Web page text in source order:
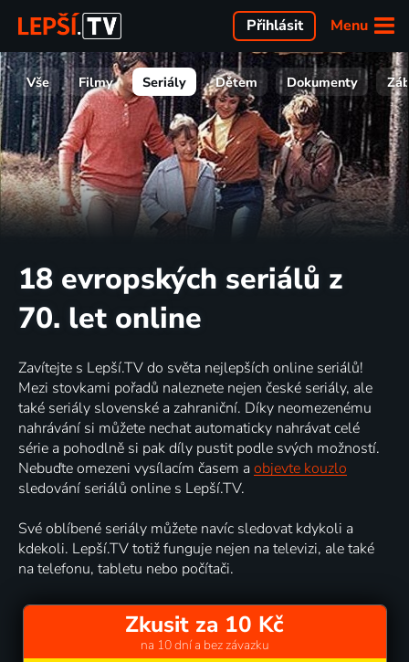
Menu
Přihlásit
Vše Filmy Seriály Dětem Dokumenty
18 evropských seriálů z
70. let online
Zavítejte s Lepší.TV do světa nejlepších online seriálů!
Mezi stovkami pořadů naleznete nejen české seriály, ale
také seriály slovenské a zahraniční. Díky neomezenému
nahrávání si můžete nechat automaticky nahrávat celé
série a pohodlně si pak díly pustit podle svých možností.
Nebuďte omezeni vysílacím časem a objevte kouzlo
sledování seriálů online s Lepší.TV.
Své oblíbené seriály můžete navíc sledovat kdykoli a
kdekoli. Lepší.TV totiž funguje nejen na televizi, ale také
na telefonu, tabletu nebo počítači.
Zkusit za 10 Kč
na 10 dní a bez závazku